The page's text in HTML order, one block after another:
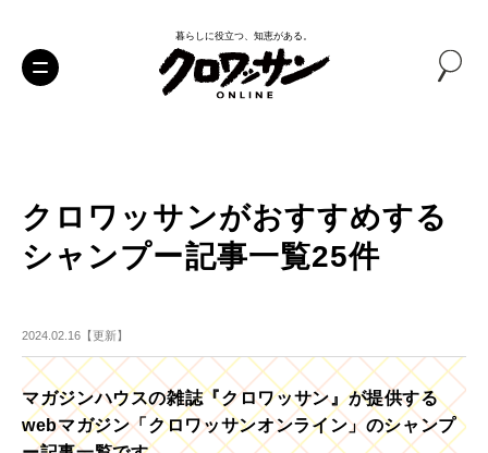
暮らしに役立つ、知恵がある。
クロワッサンがおすすめする
シャンプー記事一覧25件
2024.02.16【更新】
マガジンハウスの雑誌『クロワッサン』が提供する
webマガジン「クロワッサンオンライン」のシャンプ